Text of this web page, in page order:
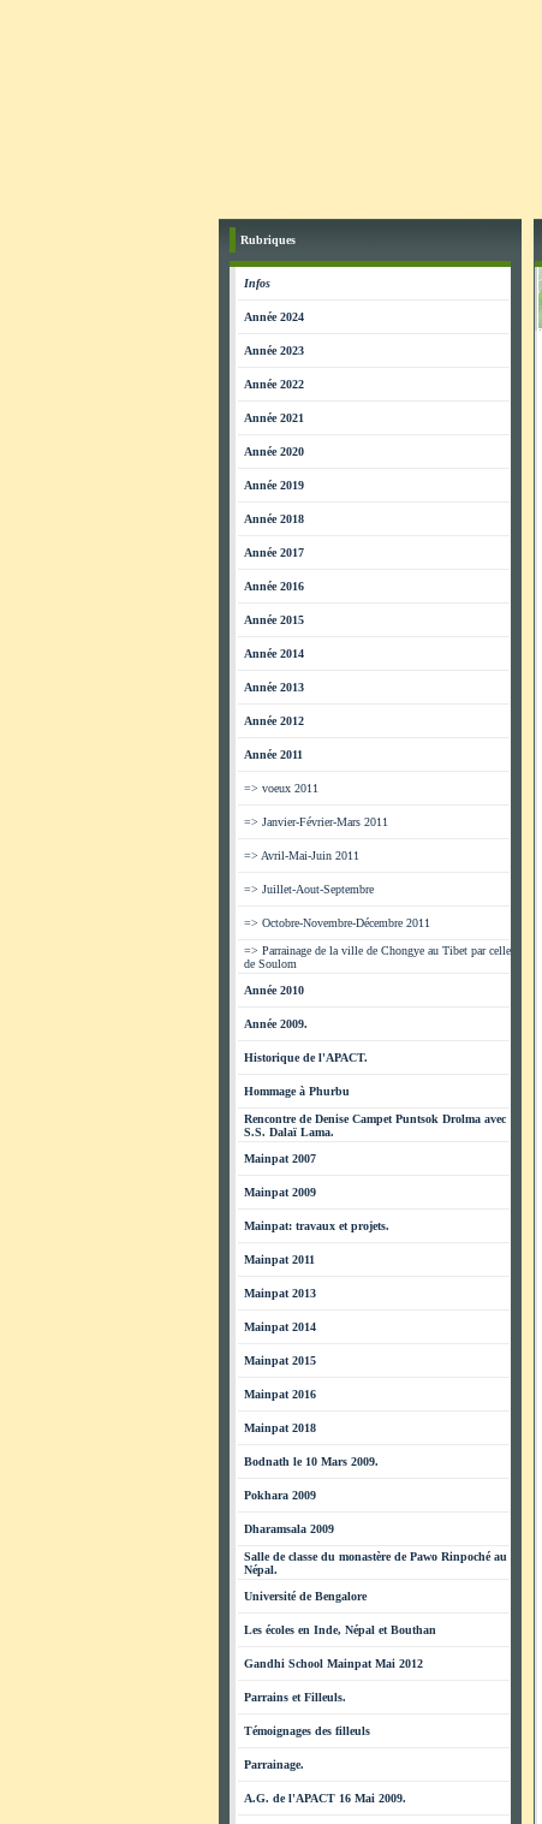
Rubriques
Infos
Année 2024
Année 2023
Année 2022
Année 2021
Année 2020
Année 2019
Année 2018
Année 2017
Année 2016
Année 2015
Année 2014
Année 2013
Année 2012
Année 2011
=> voeux 2011
=> Janvier-Février-Mars 2011
=> Avril-Mai-Juin 2011
=> Juillet-Aout-Septembre
=> Octobre-Novembre-Décembre 2011
=> Parrainage de la ville de Chongye au Tibet par celle
de Soulom
Année 2010
Année 2009.
Historique de l'APACT.
Hommage à Phurbu
Rencontre de Denise Campet Puntsok Drolma avec
S.S. Dalaï Lama.
Mainpat 2007
Mainpat 2009
Mainpat: travaux et projets.
Mainpat 2011
Mainpat 2013
Mainpat 2014
Mainpat 2015
Mainpat 2016
Mainpat 2018
Bodnath le 10 Mars 2009.
Pokhara 2009
Dharamsala 2009
Salle de classe du monastère de Pawo Rinpoché au
Népal.
Université de Bengalore
Les écoles en Inde, Népal et Bouthan
Gandhi School Mainpat Mai 2012
Parrains et Filleuls.
Témoignages des filleuls
Parrainage.
A.G. de l'APACT 16 Mai 2009.